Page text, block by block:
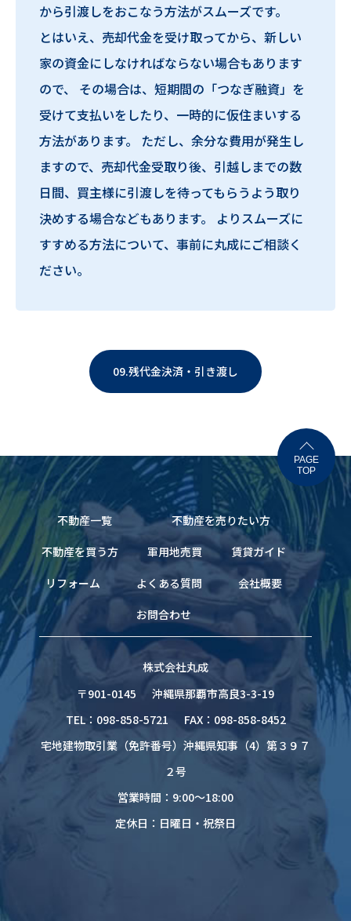
から引渡しをおこなう方法がスムーズです。
とはいえ、売却代金を受け取ってから、新しい
家の資金にしなければならない場合もあります
ので、 その場合は、短期間の「つなぎ融資」を
受けて支払いをしたり、一時的に仮住まいする
方法があります。 ただし、余分な費用が発生し
ますので、売却代金受取り後、引越しまでの数
日間、買主様に引渡しを待ってもらうよう取り
決めする場合などもあります。 よりスムーズに
すすめる方法について、事前に丸成にご相談く
ださい。
09.残代金決済・引き渡し
不動産一覧
不動産を売りたい方
不動産を買う方
軍用地売買
賃貸ガイド
リフォーム
よくある質問
会社概要
お問合わせ
株式会社丸成
〒901-0145
沖縄県那覇市高良3-3-19
TEL：098-858-5721
FAX：098-858-8452
宅地建物取引業（免許番号）沖縄県知事（4）第３９７
２号
営業時間：9:00～18:00
定休日：日曜日・祝祭日
PAGE
TOP